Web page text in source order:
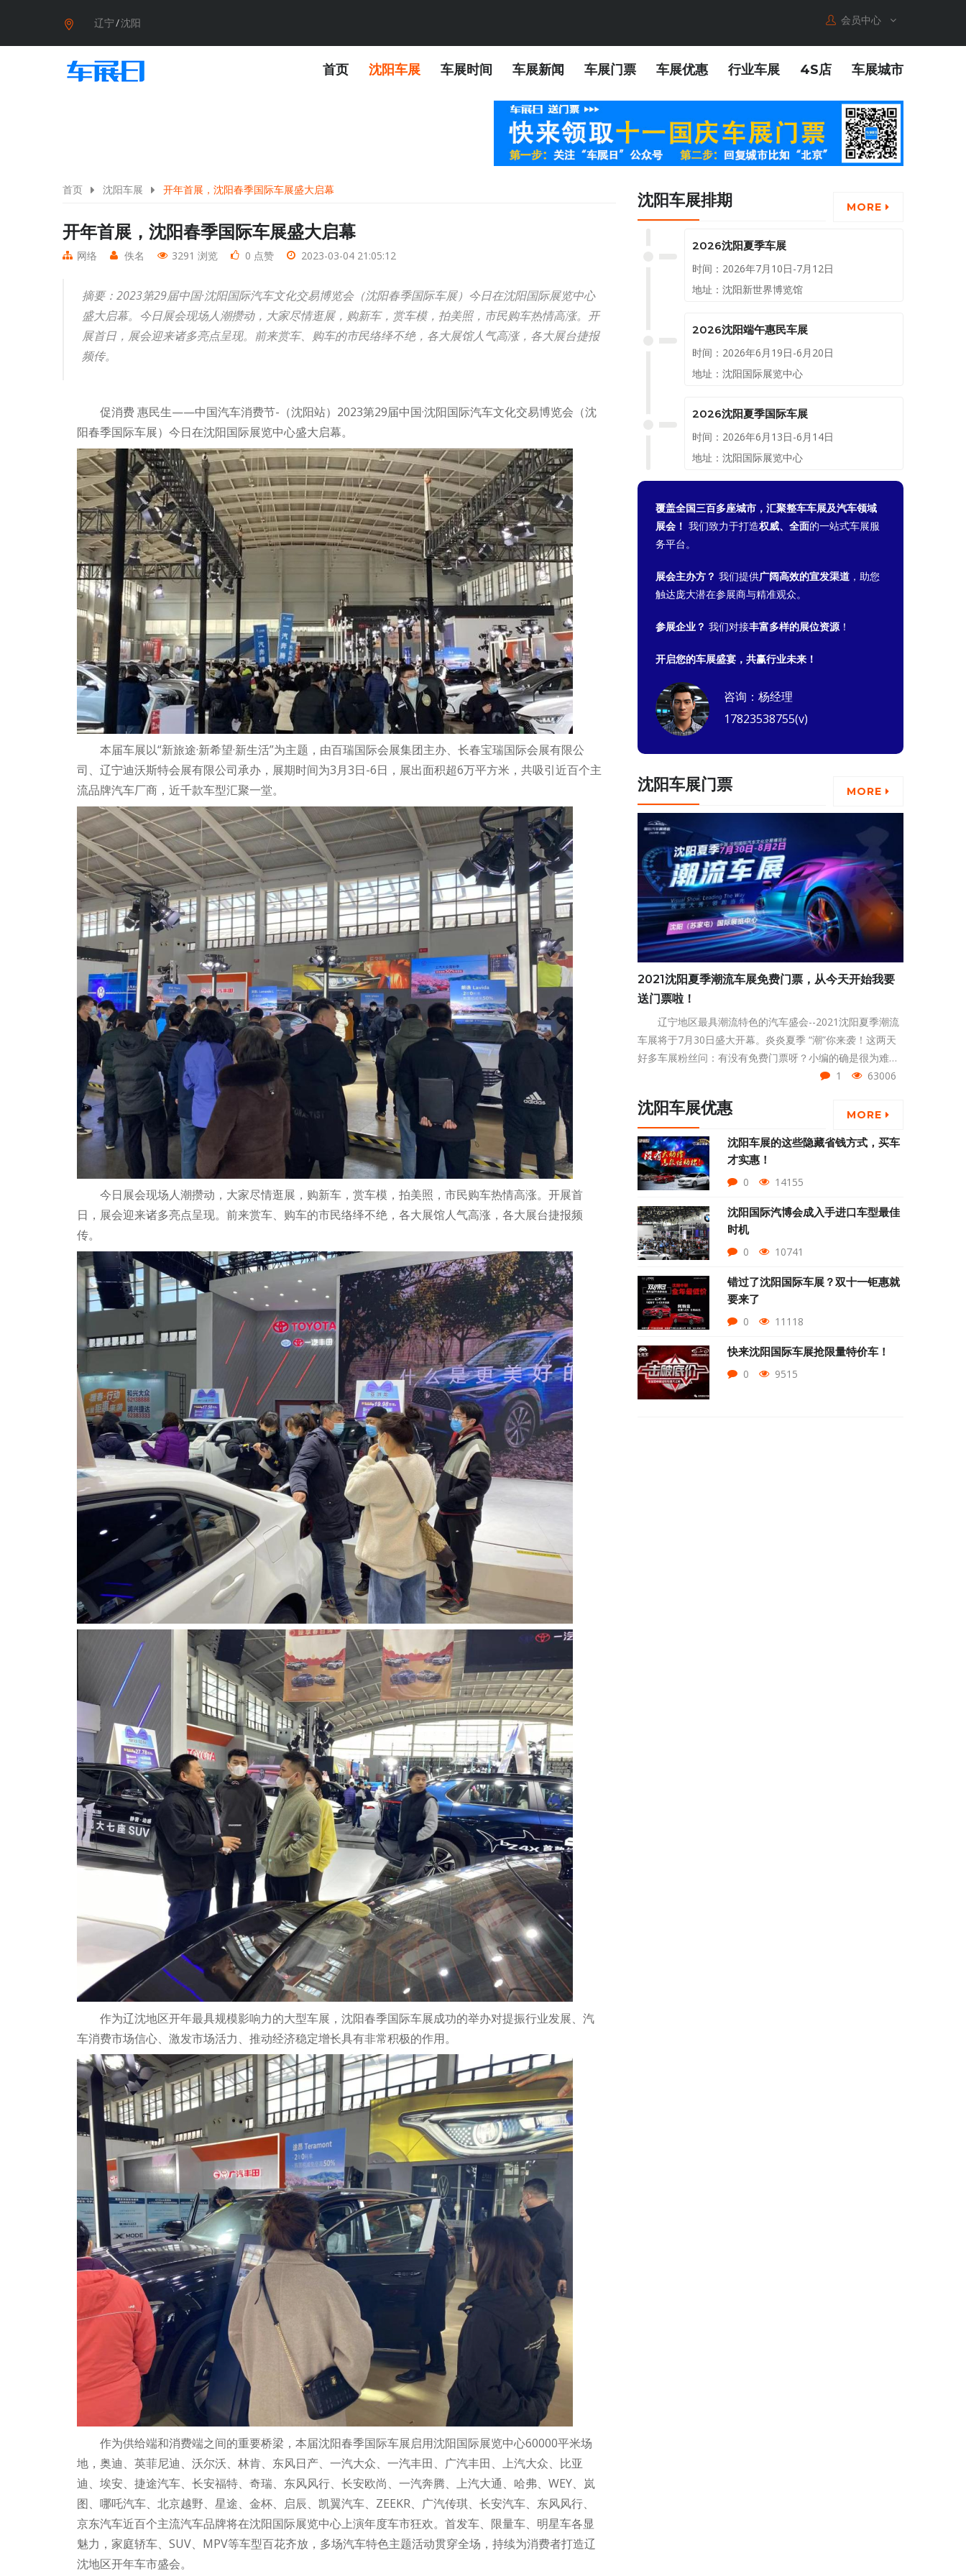
辽宁/沈阳 会员中心
首页 沈阳车展 车展时间 车展新闻 车展门票 车展优惠 行业车展 4S店 车展城市
首页 沈阳车展 开年首展，沈阳春季国际车展盛大启幕
开年首展，沈阳春季国际车展盛大启幕
网络 佚名 3291 浏览 0 点赞 2023-03-04 21:05:12
摘要：2023第29届中国·沈阳国际汽车文化交易博览会（沈阳春季国际车展）今日在沈阳国际展览中心
盛大启幕。今日展会现场人潮攒动，大家尽情逛展，购新车，赏车模，拍美照，市民购车热情高涨。开
展首日，展会迎来诸多亮点呈现。前来赏车、购车的市民络绎不绝，各大展馆人气高涨，各大展台捷报
频传。
促消费 惠民生——中国汽车消费节-（沈阳站）2023第29届中国·沈阳国际汽车文化交易博览会（沈
阳春季国际车展）今日在沈阳国际展览中心盛大启幕。
本届车展以“新旅途·新希望·新生活”为主题，由百瑞国际会展集团主办、长春宝瑞国际会展有限公
司、辽宁迪沃斯特会展有限公司承办，展期时间为3月3日-6日，展出面积超6万平方米，共吸引近百个主
流品牌汽车厂商，近千款车型汇聚一堂。
今日展会现场人潮攒动，大家尽情逛展，购新车，赏车模，拍美照，市民购车热情高涨。开展首
日，展会迎来诸多亮点呈现。前来赏车、购车的市民络绎不绝，各大展馆人气高涨，各大展台捷报频
传。
作为辽沈地区开年最具规模影响力的大型车展，沈阳春季国际车展成功的举办对提振行业发展、汽
车消费市场信心、激发市场活力、推动经济稳定增长具有非常积极的作用。
作为供给端和消费端之间的重要桥梁，本届沈阳春季国际车展启用沈阳国际展览中心60000平米场
地，奥迪、英菲尼迪、沃尔沃、林肯、东风日产、一汽大众、一汽丰田、广汽丰田、上汽大众、比亚
迪、埃安、捷途汽车、长安福特、奇瑞、东风风行、长安欧尚、一汽奔腾、上汽大通、哈弗、WEY、岚
图、哪吒汽车、北京越野、星途、金杯、启辰、凯翼汽车、ZEEKR、广汽传琪、长安汽车、东风风行、
京东汽车近百个主流汽车品牌将在沈阳国际展览中心上演年度车市狂欢。首发车、限量车、明星车各显
魅力，家庭轿车、SUV、MPV等车型百花齐放，多场汽车特色主题活动贯穿全场，持续为消费者打造辽
沈地区开年车市盛会。
沈阳车展排期 MORE
2026沈阳夏季车展
时间：2026年7月10日-7月12日
地址：沈阳新世界博览馆
2026沈阳端午惠民车展
时间：2026年6月19日-6月20日
地址：沈阳国际展览中心
2026沈阳夏季国际车展
时间：2026年6月13日-6月14日
地址：沈阳国际展览中心
覆盖全国三百多座城市，汇聚整车车展及汽车领域
展会！ 我们致力于打造权威、全面的一站式车展服
务平台。
展会主办方？ 我们提供广阔高效的宣发渠道 ，助您
触达庞大潜在参展商与精准观众。
参展企业？ 我们对接丰富多样的展位资源！
开启您的车展盛宴，共赢行业未来！
咨询：杨经理
17823538755(v)
沈阳车展门票 MORE
2021沈阳夏季潮流车展免费门票，从今天开始我要
送门票啦！
辽宁地区最具潮流特色的汽车盛会--2021沈阳夏季潮流
车展将于7月30日盛大开幕。炎炎夏季 “潮”你来袭！这两天
好多车展粉丝问：有没有免费门票呀？小编的确是很为难！
要知道，沈阳夏季潮流车展的门票是20元一张的！不过看着
费门票，用作福利来赠送给大家。
1 63006
沈阳车展优惠 MORE
沈阳车展的这些隐藏省钱方式，买车
才实惠！
0 14155
沈阳国际汽博会成入手进口车型最佳
时机
0 10741
错过了沈阳国际车展？双十一钜惠就
要来了
0 11118
快来沈阳国际车展抢限量特价车！
0 9515